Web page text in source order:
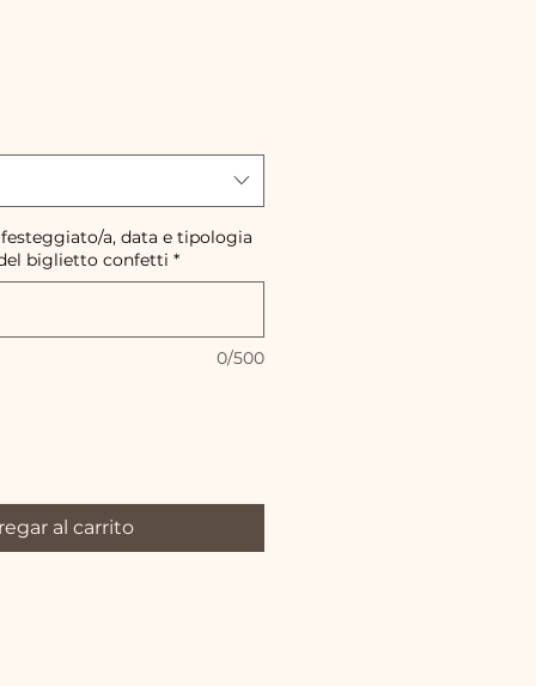
a, data e tipologia
biglietto confetti *
0/500
al carrito